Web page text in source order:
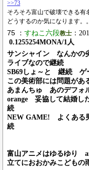
>>73
そろそろ富山で破壊できる有
どうするのか気になります。
75 ： すねこ六段教士 ：
0.1255254MONA/1人
サンシャイン なんかの
ライブなので継続
SB69しょ～と 継続 ゲ
この美術部には問題が
あまんちゅ あのデフォ
orange 妥協して結婚し
続
NEW GAME! よくある
続
富山アニメはゆるゆり
立てにおおかみこども